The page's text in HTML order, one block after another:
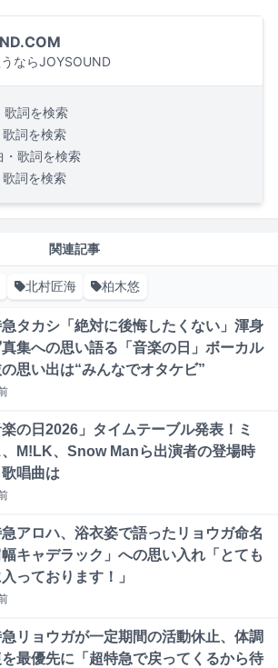
ならJOYSOUND
歌詞を検索
詞を検索
・歌詞を検索
詞を検索
関連記事
北村匠海 柏木悠
タカシ「絶対に後悔したくない」渾身
集への思い語る「音楽の日」ボーカル
思い出は“みんなでオタケビ”
楽の日2026」タイムテーブル発表！ミ
、M!LK、Snow Manら出演者の登場時
唱曲は
アロハ、浴衣姿で語ったリョウガ命名
幅キャデラック」への思い入れ「とても
っております！」
リョウガが一定期間の活動休止、体調
を最優先に「超特急で戻ってくるから待